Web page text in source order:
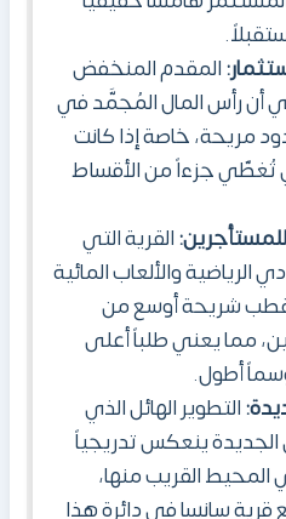
المقدم المنخفض
من 10% يعني أن رأس المال المُجمَّد في
مريحة، خاصة إذا كانت
تُغطّي جزءاً من الأقساط
للمستأجرين:القرية التي
الرياضية والألعاب المائية
شريحة أوسع من
مما يعني طلباً أعلى
أطول.
التطوير الهائل الذي
ينعكس تدريجياً
القريب منها،
بالكيلو 82 يضع قرية سانسا في دائرة هذا